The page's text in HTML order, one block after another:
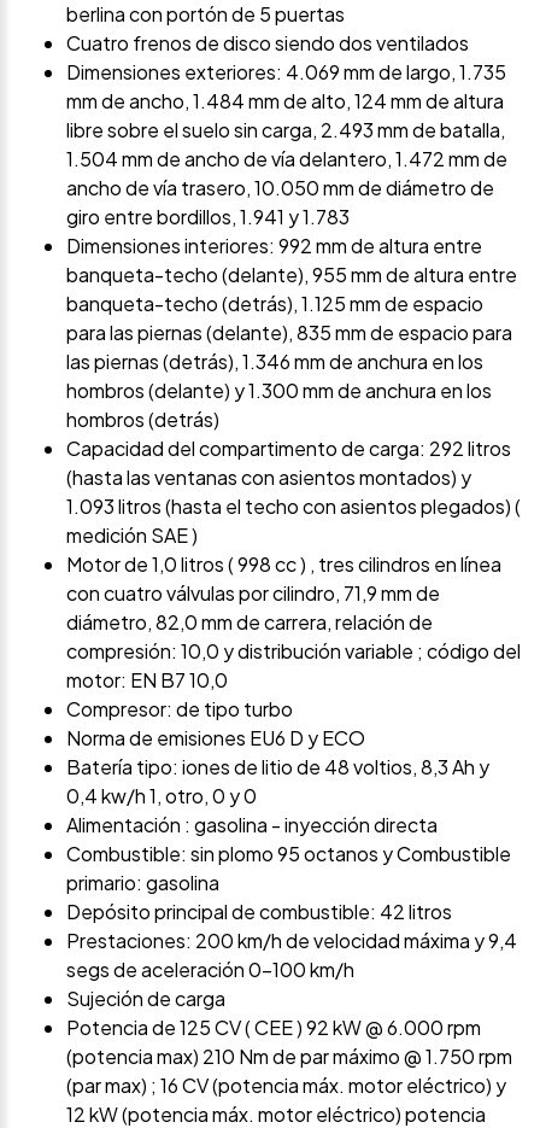
berlina con portón de 5 puertas
Cuatro frenos de disco siendo dos ventilados
Dimensiones exteriores: 4.069 mm de largo, 1.735
mm de ancho, 1.484 mm de alto, 124 mm de altura
libre sobre el suelo sin carga, 2.493 mm de batalla,
1.504 mm de ancho de vía delantero, 1.472 mm de
ancho de vía trasero, 10.050 mm de diámetro de
giro entre bordillos, 1.941 y 1.783
Dimensiones interiores: 992 mm de altura entre
banqueta-techo (delante), 955 mm de altura entre
banqueta-techo (detrás), 1.125 mm de espacio
para las piernas (delante), 835 mm de espacio para
las piernas (detrás), 1.346 mm de anchura en los
hombros (delante) y 1.300 mm de anchura en los
hombros (detrás)
Capacidad del compartimento de carga: 292 litros
(hasta las ventanas con asientos montados) y
1.093 litros (hasta el techo con asientos plegados) (
medición SAE )
Motor de 1,0 litros ( 998 cc ) , tres cilindros en línea
con cuatro válvulas por cilindro, 71,9 mm de
diámetro, 82,0 mm de carrera, relación de
compresión: 10,0 y distribución variable ; código del
motor: EN B7 10,0
Compresor: de tipo turbo
Norma de emisiones EU6 D y ECO
Batería tipo: iones de litio de 48 voltios, 8,3 Ah y
0,4 kw/h 1, otro, 0 y 0
Alimentación : gasolina - inyección directa
Combustible: sin plomo 95 octanos y Combustible
primario: gasolina
Depósito principal de combustible: 42 litros
Prestaciones: 200 km/h de velocidad máxima y 9,4
segs de aceleración 0-100 km/h
Sujeción de carga
Potencia de 125 CV ( CEE ) 92 kW @ 6.000 rpm
(potencia max) 210 Nm de par máximo @ 1.750 rpm
(par max) ; 16 CV (potencia máx. motor eléctrico) y
12 kW (potencia máx. motor eléctrico) potencia